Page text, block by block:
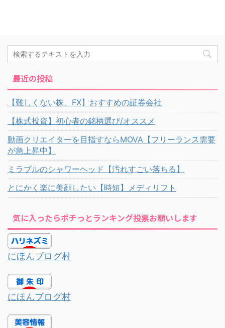
最近の投稿
【難しくない株、FX】おすすめの証券会社
【株式投資】初心者の銘柄選び/オススメ
動画クリエイターを目指すならMOVA【フリーランス需要
が急上昇中】
ミラブルのシャワーヘッド【汚れすごい落ちる】
とにかく楽に美顔したい【時短】メディリフト
気に入ったらポチっとランキング投票お願いします
にほんブログ村
にほんブログ村